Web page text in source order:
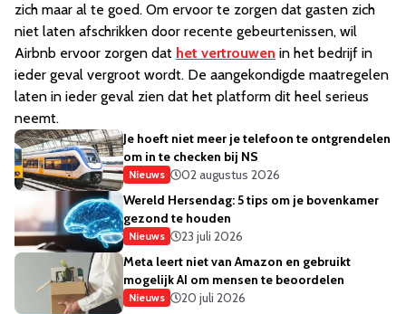
zich maar al te goed. Om ervoor te zorgen dat gasten zich
niet laten afschrikken door recente gebeurtenissen, wil
Airbnb ervoor zorgen dat het vertrouwen in het bedrijf in
ieder geval vergroot wordt. De aangekondigde maatregelen
laten in ieder geval zien dat het platform dit heel serieus
neemt.
Je hoeft niet meer je telefoon te ontgrendelen
om in te checken bij NS
Nieuws
02 augustus 2026
Wereld Hersendag: 5 tips om je bovenkamer
gezond te houden
Nieuws
23 juli 2026
Meta leert niet van Amazon en gebruikt
mogelijk AI om mensen te beoordelen
Nieuws
20 juli 2026